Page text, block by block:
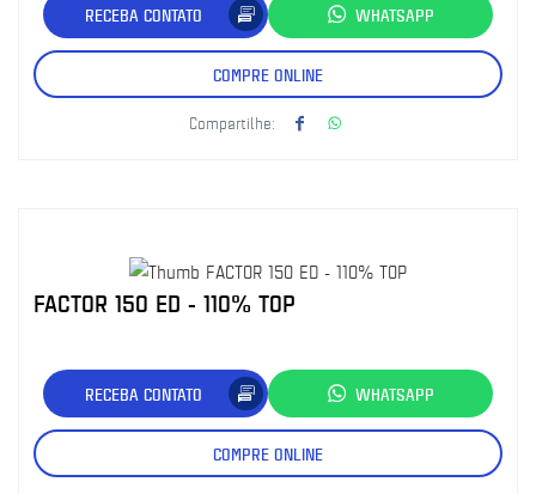
RECEBA CONTATO WHATSAPP
COMPRE ONLINE
Compartilhe:
FACTOR 150 ED - 110% TOP
RECEBA CONTATO WHATSAPP
COMPRE ONLINE